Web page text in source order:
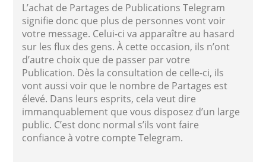
L’achat de Partages de Publications Telegram
signifie donc que plus de personnes vont voir
votre message. Celui-ci va apparaître au hasard
sur les flux des gens. À cette occasion, ils n’ont
d’autre choix que de passer par votre
Publication. Dès la consultation de celle-ci, ils
vont aussi voir que le nombre de Partages est
élevé. Dans leurs esprits, cela veut dire
immanquablement que vous disposez d’un large
public. C’est donc normal s’ils vont faire
confiance à votre compte Telegram.